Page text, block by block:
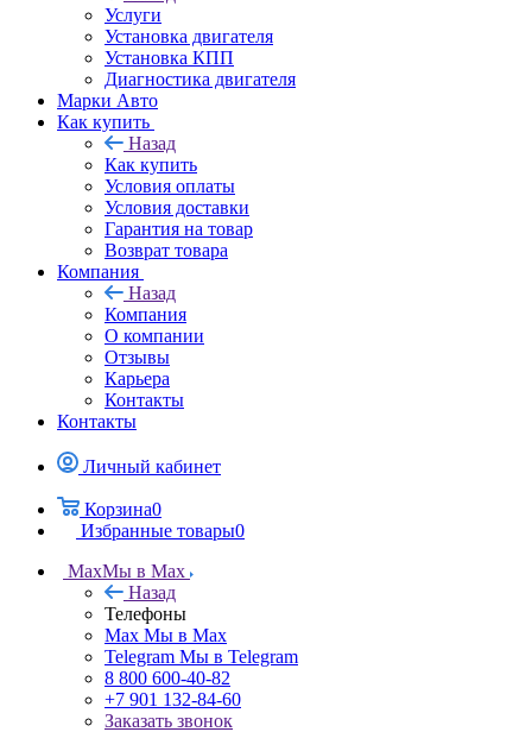
Услуги
Установка двигателя
Установка КПП
Диагностика двигателя
Марки Авто
Как купить
Назад
Как купить
Условия оплаты
Условия доставки
Гарантия на товар
Возврат товара
Компания
Назад
Компания
О компании
Отзывы
Карьера
Контакты
Контакты
Личный кабинет
Корзина0
Избранные товары0
MaxМы в Max
Назад
Телефоны
Max Мы в Max
Telegram Мы в Telegram
8 800 600-40-82
+7 901 132-84-60
Заказать звонок